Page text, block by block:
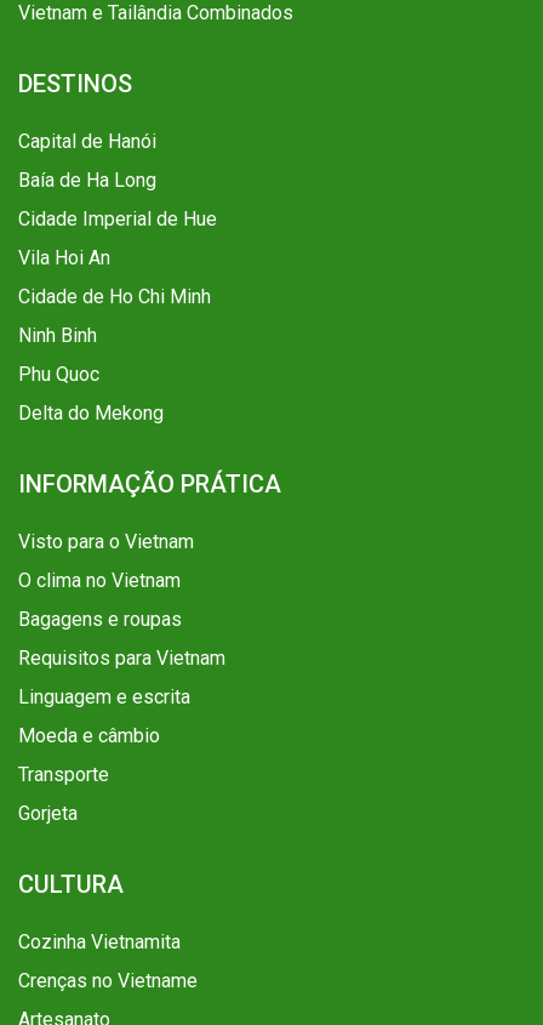
Vietnam e Tailândia Combinados
DESTINOS
Capital de Hanói
Baía de Ha Long
Cidade Imperial de Hue
Vila Hoi An
Cidade de Ho Chi Minh
Ninh Binh
Phu Quoc
Delta do Mekong
INFORMAÇÃO PRÁTICA
Visto para o Vietnam
O clima no Vietnam
Bagagens e roupas
Requisitos para Vietnam
Linguagem e escrita
Moeda e câmbio
Transporte
Gorjeta
CULTURA
Cozinha Vietnamita
Crenças no Vietname
Artesanato